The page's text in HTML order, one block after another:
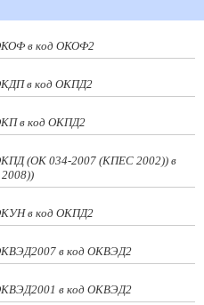
в код ОКОФ2
в код ОКПД2
в код ОКПД2
(ОК 034-2007 (КПЕС 2002)) в
в код ОКПД2
в код ОКВЭД2
в код ОКВЭД2